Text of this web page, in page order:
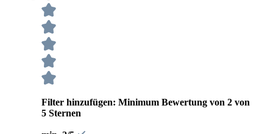
Filter hinzufügen: Minimum Bewertung von 2 von
5 Sternen